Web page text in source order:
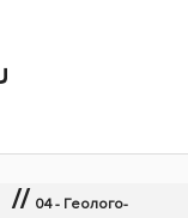
// 04 - Геолого-